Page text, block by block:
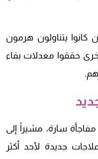
كانوا يتناولون هرمون
حققوا معدلات بقاء
مفاجأة سارة، مشيراً إلى
جديدة لأحد أكثر